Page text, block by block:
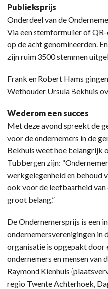
Publieksprijs
Onderdeel van de
Via een stemformulier of
op de acht genomineerden.
zijn ruim 3500 stemmen
Frank en Robert Hams
Wethouder Ursula Bekhuis
Wederom een succes
Met deze avond spreekt de
voor de ondernemers in de
Bekhuis weet hoe belangrijk
Tubbergen zijn:
werkgelegenheid en behoud
ook voor de leefbaarheid van
groot belang.”
De Ondernemersprijs is een
ondernemersverenigingen in
organisatie is opgepakt door
ondernemers en mensen van
Raymond Kienhuis
regio Twente Achterhoek,